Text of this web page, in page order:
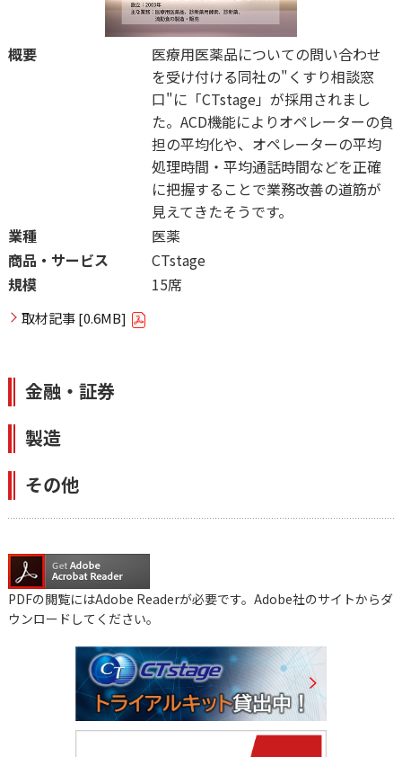
概要
医療用医薬品についての問い合わせ
を受け付ける同社の"くすり相談窓
口"に「CTstage」が採用されまし
た。ACD機能によりオペレーターの負
担の平均化や、オペレーターの平均
処理時間・平均通話時間などを正確
に把握することで業務改善の道筋が
見えてきたそうです。
業種
医薬
商品・サービス
CTstage
規模
15席
取材記事 [0.6MB]
金融・証券
製造
その他
PDFの閲覧にはAdobe Readerが必要です。Adobe社のサイトからダ
ウンロードしてください。